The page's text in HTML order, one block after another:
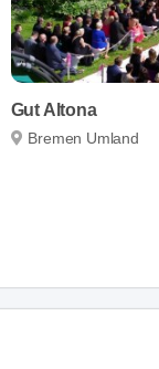
Gut Altona
Bremen Umland